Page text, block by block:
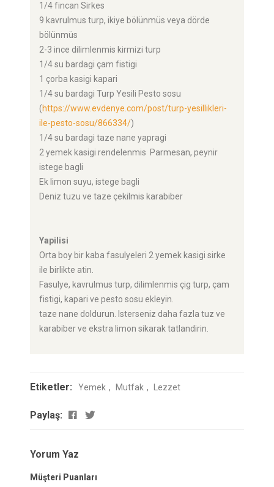
1/4 fincan Sirkes
9 kavrulmus turp, ikiye bölünmüs veya dörde
bölünmüs
2-3 ince dilimlenmis kirmizi turp
1/4 su bardagi çam fistigi
1 çorba kasigi kapari
1/4 su bardagi Turp Yesili Pesto sosu
(https://www.evdenye.com/post/turp-yesillikleri-
ile-pesto-sosu/866334/)
1/4 su bardagi taze nane yapragi
2 yemek kasigi rendelenmis Parmesan, peynir
istege bagli
Ek limon suyu, istege bagli
Deniz tuzu ve taze çekilmis karabiber
Yapilisi
Orta boy bir kaba fasulyeleri 2 yemek kasigi sirke
ile birlikte atin.
Fasulye, kavrulmus turp, dilimlenmis çig turp, çam
fistigi, kapari ve pesto sosu ekleyin.
taze nane doldurun. Isterseniz daha fazla tuz ve
karabiber ve ekstra limon sikarak tatlandirin.
Etiketler: Yemek Mutfak Lezzet
Paylaş:
Yorum Yaz
Müşteri Puanları